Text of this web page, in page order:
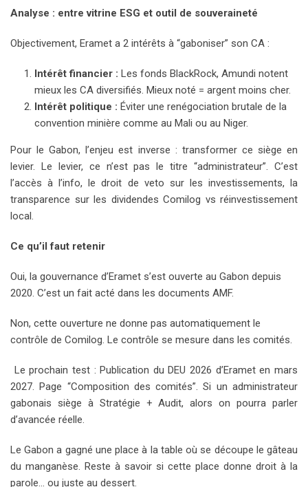
Analyse : entre vitrine ESG et outil de souveraineté
Objectivement, Eramet a 2 intérêts à “gaboniser” son CA :
Intérêt financier : Les fonds BlackRock, Amundi notent
mieux les CA diversifiés. Mieux noté = argent moins cher.
Intérêt politique : Éviter une renégociation brutale de la
convention minière comme au Mali ou au Niger.
Pour le Gabon, l’enjeu est inverse : transformer ce siège en
levier. Le levier, ce n’est pas le titre “administrateur”. C’est
l’accès à l’info, le droit de veto sur les investissements, la
transparence sur les dividendes Comilog vs réinvestissement
local.
Ce qu’il faut retenir
Oui, la gouvernance d’Eramet s’est ouverte au Gabon depuis
2020. C’est un fait acté dans les documents AMF.
Non, cette ouverture ne donne pas automatiquement le
contrôle de Comilog. Le contrôle se mesure dans les comités.
Le prochain test : Publication du DEU 2026 d’Eramet en mars
2027. Page “Composition des comités”. Si un administrateur
gabonais siège à Stratégie + Audit, alors on pourra parler
d’avancée réelle.
Le Gabon a gagné une place à la table où se découpe le gâteau
du manganèse. Reste à savoir si cette place donne droit à la
parole… ou juste au dessert.